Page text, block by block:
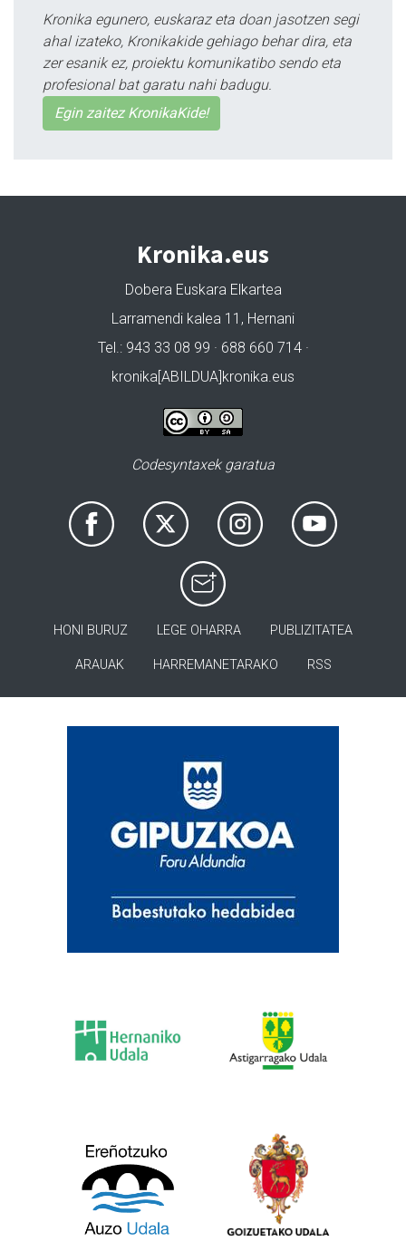
Kronika egunero, euskaraz eta doan jasotzen segi
ahal izateko, Kronikakide gehiago behar dira, eta
zer esanik ez, proiektu komunikatibo sendo eta
profesional bat garatu nahi badugu.
Egin zaitez KronikaKide!
Kronika.eus
Dobera Euskara Elkartea
Larramendi kalea 11, Hernani
Tel.: 943 33 08 99 · 688 660 714 ·
kronika[ABILDUA]kronika.eus
Codesyntaxek garatua
HONI BURUZ LEGE OHARRA PUBLIZITATEA
ARAUAK HARREMANETARAKO RSS